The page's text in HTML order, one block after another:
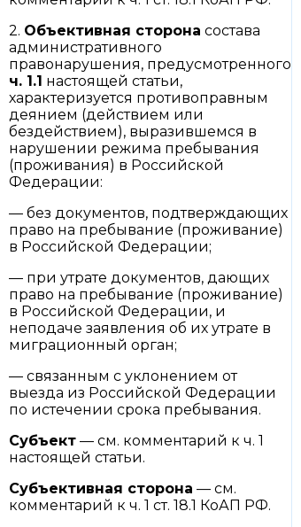
2. Объективная сторона состава
административного
правонарушения, предусмотренного
ч. 1.1 настоящей статьи,
характеризуется противоправным
деянием (действием или
бездействием), выразившемся в
нарушении режима пребывания
(проживания) в Российской
Федерации:
— без документов, подтверждающих
право на пребывание (проживание)
в Российской Федерации;
— при утрате документов, дающих
право на пребывание (проживание)
в Российской Федерации, и
неподаче заявления об их утрате в
миграционный орган;
— связанным с уклонением от
выезда из Российской Федерации
по истечении срока пребывания.
Субъект — см. комментарий к ч. 1
настоящей статьи.
Субъективная сторона — см.
комментарий к ч. 1 ст. 18.1 КоАП РФ.